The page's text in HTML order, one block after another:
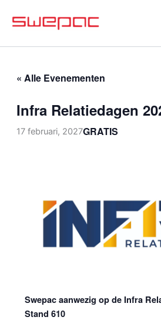
naar
inhoud
« Alle Evenementen
Infra Relatiedagen
17 februari, 2027GRATIS
Swepac aanwezig op de Infra
Stand 610